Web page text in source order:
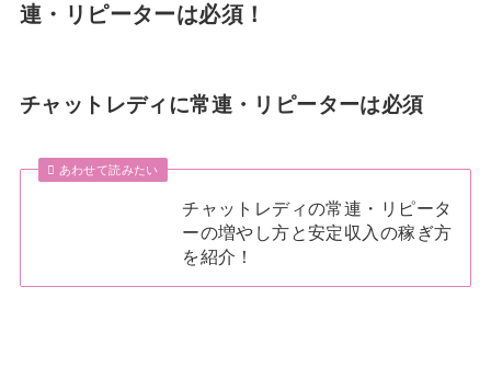
連・リピーターは必須！
チャットレディに常連・リピーターは必須
あわせて読みたい
チャットレディの常連・リピータ
ーの増やし方と安定収入の稼ぎ方
を紹介！